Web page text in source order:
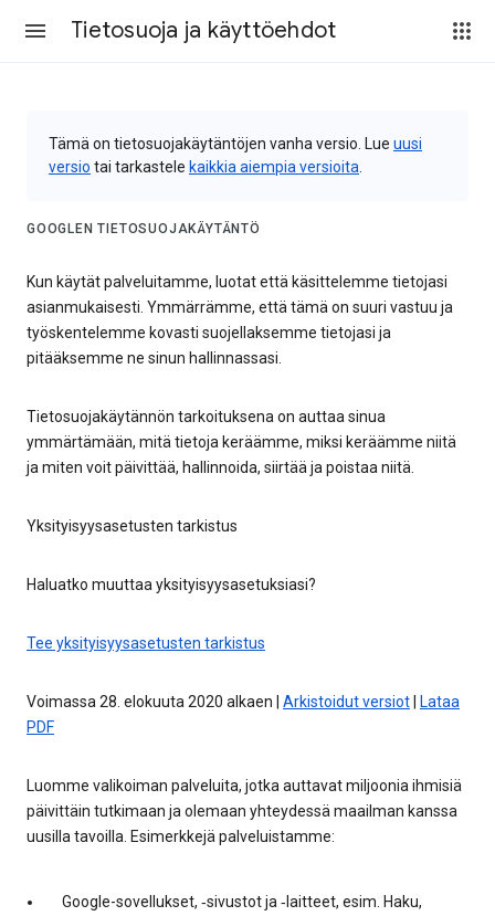
Tietosuoja ja käyttöehdot
Tämä on tietosuojakäytäntöjen vanha versio. Lue uusi
versio tai tarkastele kaikkia aiempia versioita
GOOGLEN TIETOSUOJAKÄYTÄNTÖ
Kun käytät palveluitamme, luotat että käsittelemme tietojasi
asianmukaisesti. Ymmärrämme, että tämä on suuri vastuu ja
työskentelemme kovasti suojellaksemme tietojasi ja
pitääksemme ne sinun hallinnassasi.
Tietosuojakäytännön tarkoituksena on auttaa sinua
ymmärtämään, mitä tietoja keräämme, miksi keräämme niitä
ja miten voit päivittää, hallinnoida, siirtää ja poistaa niitä.
Yksityisyysasetusten tarkistus
Haluatko muuttaa yksityisyysasetuksiasi?
Tee yksityisyysasetusten tarkistus
Voimassa 28. elokuuta 2020 alkaen | Arkistoidut versiot
Lataa
PDF
Luomme valikoiman palveluita, jotka auttavat miljoonia ihmisiä
päivittäin tutkimaan ja olemaan yhteydessä maailman kanssa
uusilla tavoilla. Esimerkkejä palveluistamme:
Google-sovellukset, ‑sivustot ja ‑laitteet, esim. Haku,